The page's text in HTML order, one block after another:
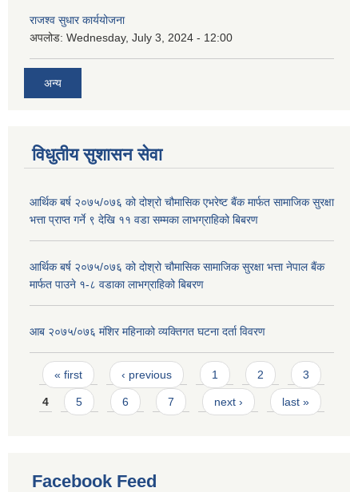
राजश्व सुधार कार्ययोजना
अपलोड: Wednesday, July 3, 2024 - 12:00
अन्य
विधुतीय सुशासन सेवा
आर्थिक बर्ष २०७५/०७६ को दोश्रो चौमासिक एभरेष्ट बैंक मार्फत सामाजिक सुरक्षा
भत्ता प्राप्त गर्ने ९ देखि ११ वडा सम्मका लाभग्राहिको बिबरण
आर्थिक बर्ष २०७५/०७६ को दोश्रो चौमासिक सामाजिक सुरक्षा भत्ता नेपाल बैंक
मार्फत पाउने १-८ वडाका लाभग्राहिको बिबरण
आब २०७५/०७६ मंशिर महिनाको व्यक्तिगत घटना दर्ता विवरण
Pages
« first ‹ previous 1 2 3
4 5 6 7 next › last »
Facebook Feed